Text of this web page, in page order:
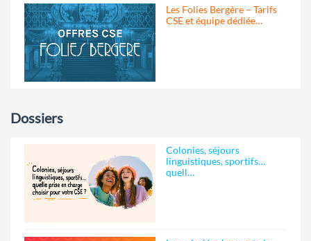
Les Folies Bergère – Tarifs
CSE et équipe dédiée…
Dossiers
Colonies, séjours
linguistiques, sportifs…
quell…